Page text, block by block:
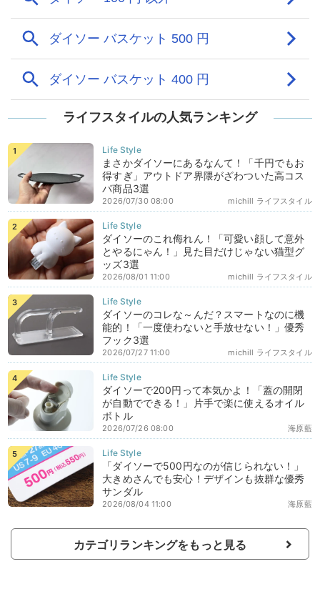
ライフスタイルの人気ランキング
まさかダイソーにあるなんて！「千円でもお
得すぎ」アウトドア界隈がざわついた高コス
パ商品3選
michill ライフスタイル
2026/07/30 08:00
ダイソーのこれ侮れん！「可愛い顔して意外
とやるにゃん！」見た目だけじゃない猫型グ
ッズ3選
michill ライフスタイル
2026/08/01 11:00
ダイソーのコレな～んだ？スマートなのに機
能的！「一度使わないと手放せない！」優秀
フック3選
michill ライフスタイル
2026/07/27 11:00
ダイソーで200円って本気かよ！「蓋の開閉
が自動でできる！」片手で楽に使えるオイル
ボトル
海原藍
2026/07/26 08:00
「ダイソーで500円なのが信じられない！」
大きめさんでも安心！デザインも抜群な優秀
サンダル
海原藍
2026/08/04 11:00
カテゴリランキングをもっと見る